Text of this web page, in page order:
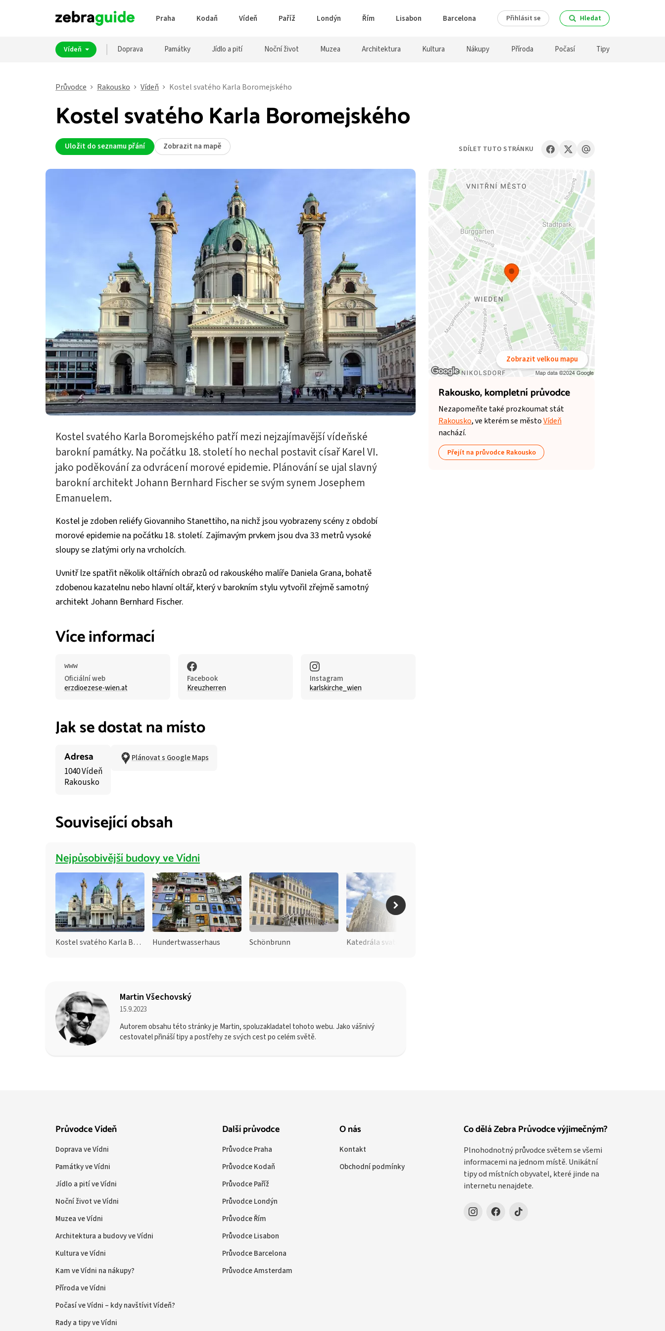
Praha Kodaň Vídeň Paříž Londýn Řím Lisabon Barcelona Přihlásit se Hledat
Vídeň Doprava Památky Jídlo a pití Noční život Muzea Architektura Kultura Nákupy Příroda Počasí Tipy
Průvodce Rakousko Vídeň Kostel svatého Karla Boromejského
Kostel svatého Karla Boromejského
Uložit do seznamu přání Zobrazit na mapě
Kostel svatého Karla Boromejského patří mezi nejzajímavější vídeňské
barokní památky. Na počátku 18. století ho nechal postavit císař Karel VI.
jako poděkování za odvrácení morové epidemie. Plánování se ujal slavný
barokní architekt Johann Bernhard Fischer se svým synem Josephem
Emanuelem.
Kostel je zdoben reliéfy Giovanniho Stanettiho, na nichž jsou vyobrazeny scény z období
morové epidemie na počátku 18. století. Zajímavým prvkem jsou dva 33 metrů vysoké
sloupy se zlatými orly na vrcholcích.
Uvnitř lze spatřit několik oltářních obrazů od rakouského malíře Daniela Grana, bohatě
zdobenou kazatelnu nebo hlavní oltář, který v barokním stylu vytvořil zřejmě samotný
architekt Johann Bernhard Fischer.
Více informací
Oficiální web
erzdioezese-wien.at
Facebook
Kreuzherren
Instagram
karlskirche_wien
Jak se dostat na místo
Adresa
1040 Vídeň
Rakousko
Plánovat s Google Maps
Související obsah
Nejpůsobivější budovy ve Vídni
Kostel svatého Karla Boromejského Hundertwasserhaus Schönbrunn
Martin Všechovský
15.9.2023
Autorem obsahu této stránky je Martin, spoluzakladatel tohoto webu. Jako vášnivý
cestovatel přináší tipy a postřehy ze svých cest po celém světě.
Zobrazit velkou mapu
Rakousko,kompletní průvodce
Nezapomeňte také prozkoumat stát
Rakousko, ve kterém se městoVídeň
nachází.
Přejít na průvodce Rakousko
SDÍLET TUTO STRÁNKU
Co dělá Zebra Průvodce výjimečným?
Plnohodnotný průvodce světem se všemi
informacemi na jednom místě. Unikátní
tipy od místních obyvatel, které jinde na
internetu nenajdete.
Průvodce Vídeň
Doprava ve Vídni
Památky ve Vídni
Jídlo a pití ve Vídni
Noční život ve Vídni
Muzea ve Vídni
Architektura a budovy ve Vídni
Kultura ve Vídni
Kam ve Vídni na nákupy?
Příroda ve Vídni
Počasí ve Vídni – kdy navštívit Vídeň?
Rady a tipy ve Vídni
Další průvodce
Průvodce Praha
Průvodce Kodaň
Průvodce Paříž
Průvodce Londýn
Průvodce Řím
Průvodce Lisabon
Průvodce Barcelona
Průvodce Amsterdam
O nás
Kontakt
Obchodní podmínky